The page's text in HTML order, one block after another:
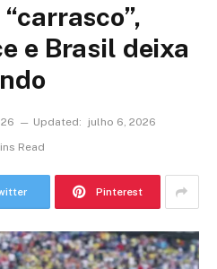
e Brasil deixa
Updated:
julho 6, 2026
Read
Pinterest